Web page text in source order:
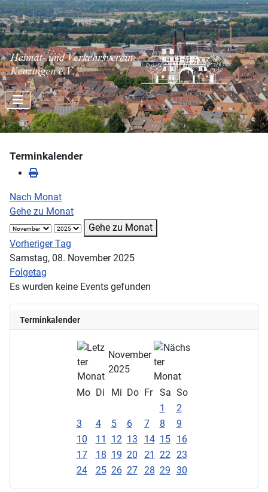
Terminkalender
November
2025
Mo Di Mi Do Fr Sa So
1
2
3
4 5 6 7 8
9
10
11 12 13 14 15
16
17
18 19 20 21 22 23
24
25 26 27 28 29 30
Terminkalender
Nach Monat
Gehe zu Monat
Gehe zu Monat
Vorheriger Tag
Samstag, 08. November 2025
Folgetag
Es wurden keine Events gefunden